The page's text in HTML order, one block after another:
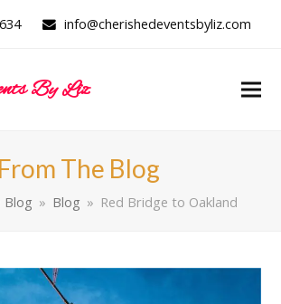
info@cherishedeventsbyliz.com
By Liz
From The Blog
Blog » Blog » Red Bridge to Oakland